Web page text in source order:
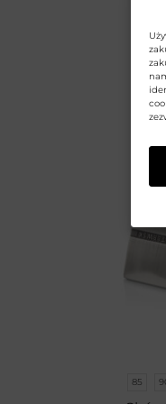
85